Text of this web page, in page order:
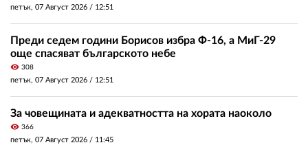
петък, 07 Август 2026 / 12:51
Преди седем години Борисов избра Ф-16, а МиГ-29
още спасяват българското небе
visibility 308
петък, 07 Август 2026 / 12:51
За човещината и адекватността на хората наоколо
visibility 366
петък, 07 Август 2026 / 11:45